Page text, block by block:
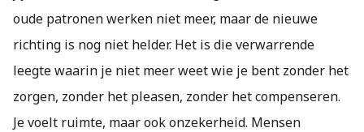
oude patronen werken niet meer, maar de nieuwe
richting is nog niet helder. Het is die verwarrende
leegte waarin je niet meer weet wie je bent zonder het
zorgen, zonder het pleasen, zonder het compenseren.
Je voelt ruimte, maar ook onzekerheid. Mensen